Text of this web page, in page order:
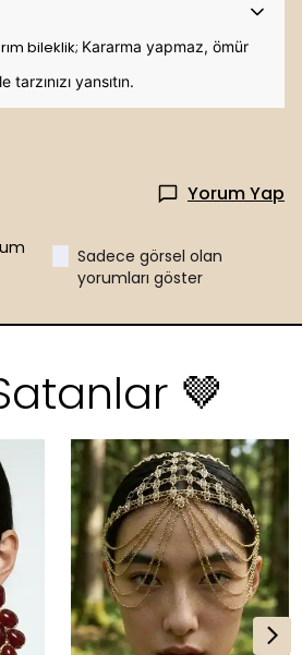
bileklik; Kararma yapmaz, ömür
tarzınızı yansıtın.
Yorum Yap
Sadece görsel olan
yorumları göster
🤎